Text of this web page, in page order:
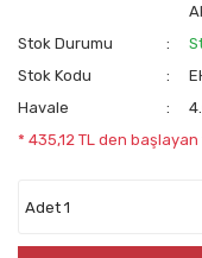
Stok Durumu
Stok Kodu
Havale
* 435,12 TL den